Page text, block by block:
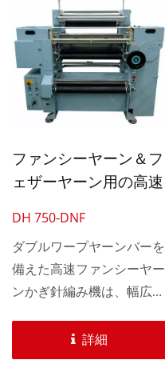
複数のパターンがデザイン
可能です。15GG、
18GG、20GGなど、いく
つかのゲージが利用可能で
す。
ファンシーヤーン＆フ
ェザーヤーン用の高速
ー自動30インチかぎ針
編み機
DH 750-DNF
ダブルワープヤーンバーを
備えた高速ファンシーヤー
ンかぎ針編み機は、幅広い
ーヤーンを生産します。
3つの緯糸バーとチェーン
詳細